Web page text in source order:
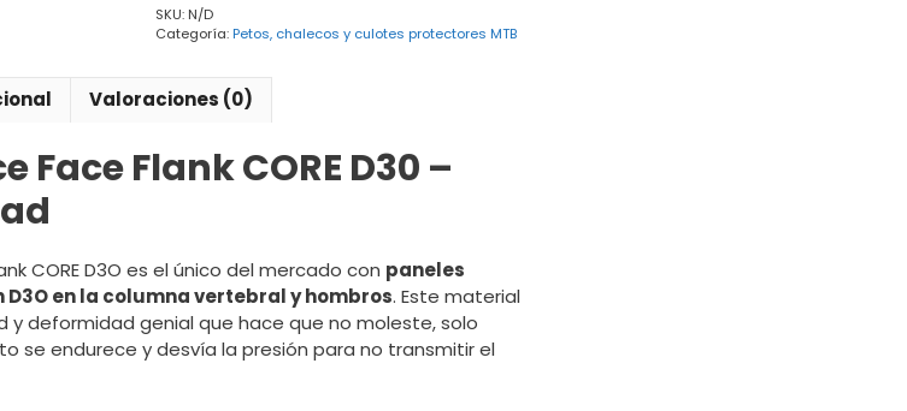
D30
cantidad
SKU: N/D
Categoría:Petos, chalecos y culotes protectores MTB
Valoraciones (0)
Face Flank CORE D30 –
CORE D3O es el único del mercado con paneles
en la columna vertebral y hombros. Este material
deformidad genial que hace que no moleste, solo
se endurece y desvía la presión para no transmitir el